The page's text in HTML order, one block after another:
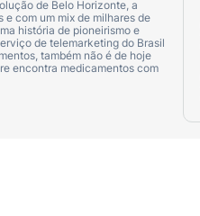
de Belo Horizonte, a
com um mix de milhares de
história de pioneirismo e
de telemarketing do Brasil
também não é de hoje
encontra medicamentos com